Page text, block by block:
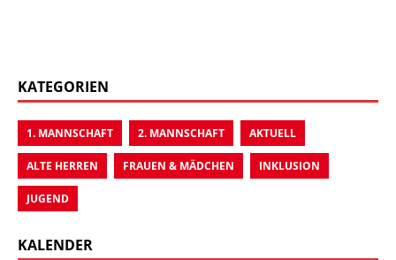
KATEGORIEN
1. MANNSCHAFT 2. MANNSCHAFT AKTUELL
ALTE HERREN FRAUEN & MÄDCHEN INKLUSION
JUGEND
KALENDER